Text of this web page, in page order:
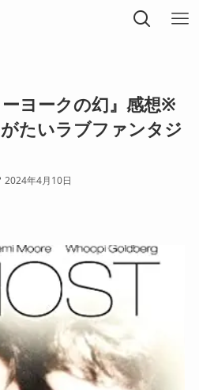
ーヨークの幻』感想※
たいラブファンタジ
2024年4月10日